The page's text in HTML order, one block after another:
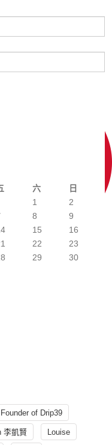
六 日
1
2
8
9
15
16
22
23
29
30
of Drip39
李凱賢 Louise